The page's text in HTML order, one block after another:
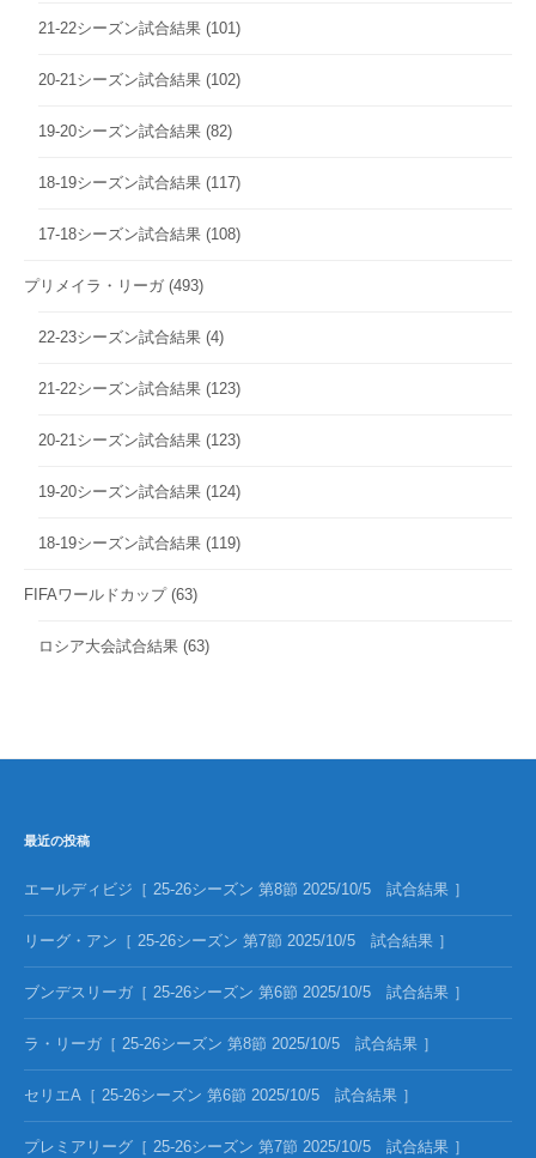
21-22シーズン試合結果 (101)
20-21シーズン試合結果 (102)
19-20シーズン試合結果 (82)
18-19シーズン試合結果 (117)
17-18シーズン試合結果 (108)
プリメイラ・リーガ (493)
22-23シーズン試合結果 (4)
21-22シーズン試合結果 (123)
20-21シーズン試合結果 (123)
19-20シーズン試合結果 (124)
18-19シーズン試合結果 (119)
FIFAワールドカップ(63)
ロシア大会試合結果 (63)
最近の投稿
エールディビジ［ 25-26シーズン 第8節 2025/10/5 試合結果 ］
リーグ・アン［ 25-26シーズン 第7節 2025/10/5 試合結果 ］
ブンデスリーガ［ 25-26シーズン 第6節 2025/10/5 試合結果 ］
ラ・リーガ［ 25-26シーズン 第8節 2025/10/5 試合結果 ］
セリエA［ 25-26シーズン 第6節 2025/10/5 試合結果 ］
プレミアリーグ［ 25-26シーズン 第7節 2025/10/5 試合結果 ］